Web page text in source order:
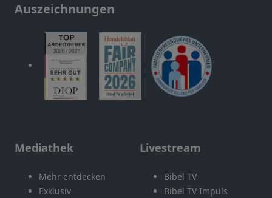
Auszeichnungen
Mediathek
Mehr entdecken
Exklusiv
Livestream
Bibel TV
Bibel TV Impuls